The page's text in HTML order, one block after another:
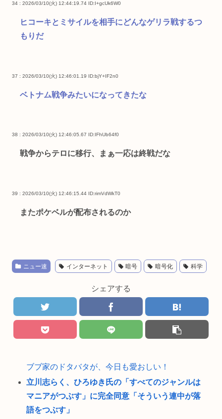
34 : 2026/03/10(火) 12:44:19.74 ID:I+gcUk6W0
ヒコーキとミサイルを相手にどんなゲリラ戦するつ
もりだ
37 : 2026/03/10(火) 12:46:01.19 ID:bjY+IF2n0
ベトナム戦争みたいになってきたな
38 : 2026/03/10(火) 12:46:05.67 ID:IFhUb64f0
戦争からテロに移行、まぁ一応は終戦だな
39 : 2026/03/10(火) 12:46:15.44 ID:rimVdWkT0
またポケベルが配布されるのか
ニュー速 インターネット 暗号 暗号化 科学
シェアする
ブブ家のドタバタが、今日も愛おしい！
立川志らく、ひろゆき氏の「すべてのジャンルは
マニアがつぶす」に完全同意「そういう連中が落
語をつぶす」